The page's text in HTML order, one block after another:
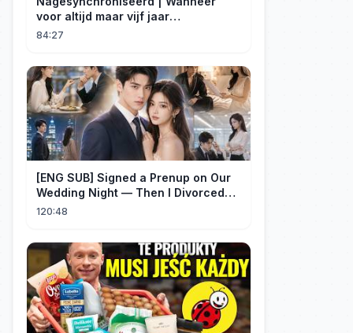
voor altijd maar vijf jaar
betekent#dramabox
84:27
[ENG SUB] Signed a Prenup on Our
Wedding Night — Then I Divorced
Him First！#drama
120:48